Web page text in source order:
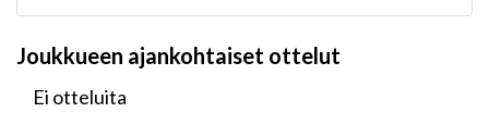
Joukkueen ajankohtaiset ottelut
Ei otteluita